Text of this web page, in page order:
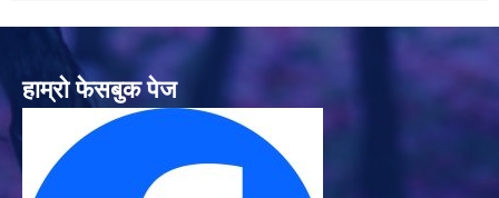
हाम्रो फेसबुक पेज